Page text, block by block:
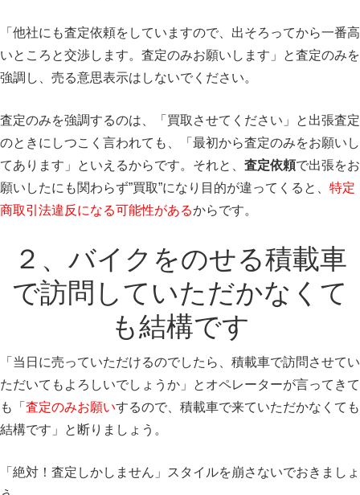
「他社にも査定依頼をしていますので、出そろってから一番高
いところと交渉します。査定のみお願いします」と査定のみを
強調し、売る意思表示はしないでください。
査定のみを強調するのは、「買取させてください」と出張査定
のときにしつこく言われても、「最初から査定のみをお願いし
てあります」といえるからです。それと、 査定依頼で出張をお
願いしたにも関わらず”買取”になり目的が違ってくると、 特定
商取引法違反になる可能性があるからです。
２、バイクをのせる積載車
で訪問していただかなくて
も結構です
「当日に売っていただけるのでしたら、積載車で訪問させてい
ただいてもよろしいでしょうか」とオペレーターが言ってきて
も「 査定のみお願いするので、積載車で来ていただかなくても
結構です」と断りましょう。
「絶対！査定しかしません」スタイルを崩さないでおきましょ